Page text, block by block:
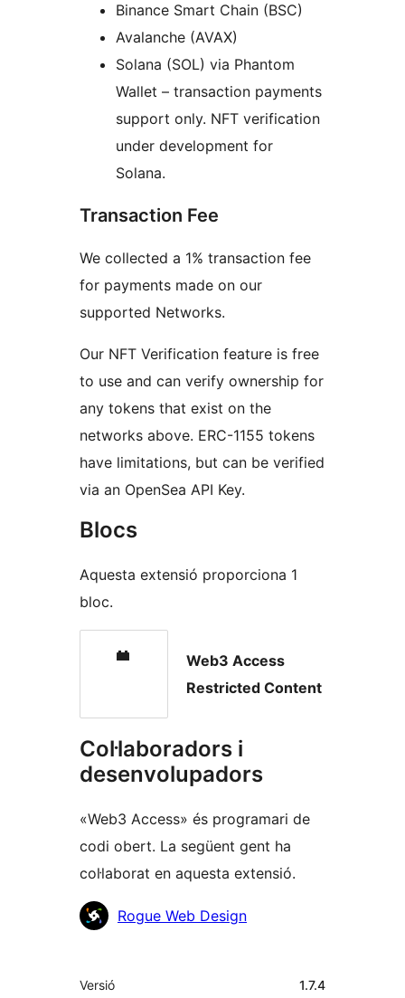
Binance Smart Chain (BSC)
Avalanche (AVAX)
Solana (SOL) via Phantom
Wallet – transaction payments
support only. NFT verification
under development for
Solana.
Transaction Fee
We collected a 1% transaction fee
for payments made on our
supported Networks.
Our NFT Verification feature is free
to use and can verify ownership for
any tokens that exist on the
networks above. ERC-1155 tokens
have limitations, but can be verified
via an OpenSea API Key.
Blocs
Aquesta extensió proporciona 1
bloc.
Web3 Access
Restricted Content
Col·laboradors i
desenvolupadors
«Web3 Access» és programari de
codi obert. La següent gent ha
col·laborat en aquesta extensió.
Col·laboradors
Rogue Web Design
Meta
Versió 1.7.4